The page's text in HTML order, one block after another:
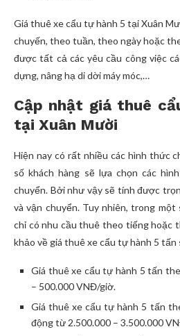
Giá thuê xe cẩu tự hành 5 tại Xuân
chuyến, theo tuần, theo ngày hoặc
được tất cả các yêu cầu công việc
dựng, nâng hạ di dời máy móc,…
Cập nhật giá thuê
tại Xuân Mười
Hiện nay có rất nhiều các hình thức
số khách hàng sẽ lựa chọn các
chuyển. Bởi như vậy sẽ tính được
và vận chuyển. Tuy nhiên, trong
chỉ có nhu cầu thuê theo tiếng hoặc
khảo về giá thuê xe cẩu tự hành 5 tấn
Giá thuê xe cẩu tự hành 5 tấn
– 500.000 VNĐ/giờ.
Giá thuê xe cẩu tự hành 5 tấn
động từ 2.500.000 – 3.500.000